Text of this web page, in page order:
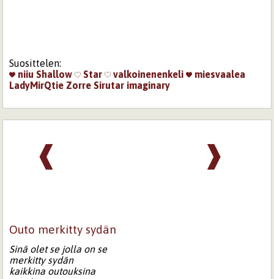
Suosittelen:
niiu Shallow Star valkoinenenkeli
miesvaalea
LadyMirQtie Zorre Sirutar imaginary
❱
❰
Outo merkitty sydän
Sinä olet se jolla on se
merkitty sydän
kaikkina outouksina